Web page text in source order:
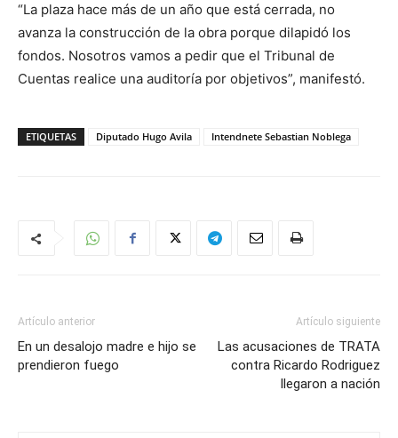
“La plaza hace más de un año que está cerrada, no
avanza la construcción de la obra porque dilapidó los
fondos. Nosotros vamos a pedir que el Tribunal de
Cuentas realice una auditoría por objetivos”, manifestó.
ETIQUETAS Diputado Hugo Avila Intendnete Sebastian Noblega
Artículo anterior
En un desalojo madre e hijo se
prendieron fuego
Artículo siguiente
Las acusaciones de TRATA
contra Ricardo Rodriguez
llegaron a nación